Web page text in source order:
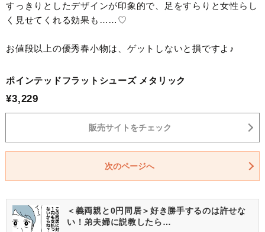
すっきりとしたデザインが印象的で、足をすらりと女性らし
く見せてくれる効果も……♡
お値段以上の優秀春小物は、ゲットしないと損ですよ♪
ポインテッドフラットシューズ メタリック
¥3,229
販売サイトをチェック
次のページへ
＜義両親と0円同居＞好き勝手するのは許せな
い！弟夫婦に説教したら…